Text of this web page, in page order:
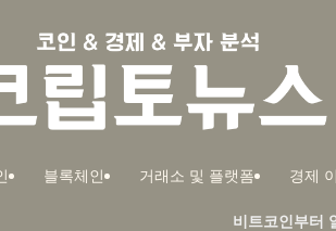
블록체인 거래소 및 플랫폼 경제
비트코인부터 알트코인까지! 부